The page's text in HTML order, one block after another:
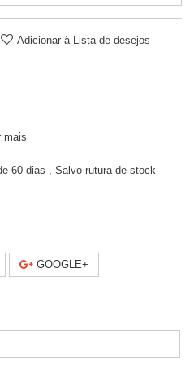
Adicionar à Lista de desejos
mais
60 dias , Salvo rutura de stock
GOOGLE+